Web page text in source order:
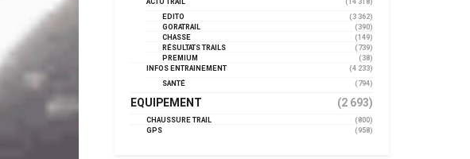
EDITO
(3 362)
GORATRAIL
(390)
CHASSE
(149)
RÉSULTATS TRAILS
(739)
PREMIUM
(38)
INFOS ENTRAINEMENT
(4 233)
SANTÉ
(794)
EQUIPEMENT (2 693)
CHAUSSURE TRAIL
(800)
GPS
(958)